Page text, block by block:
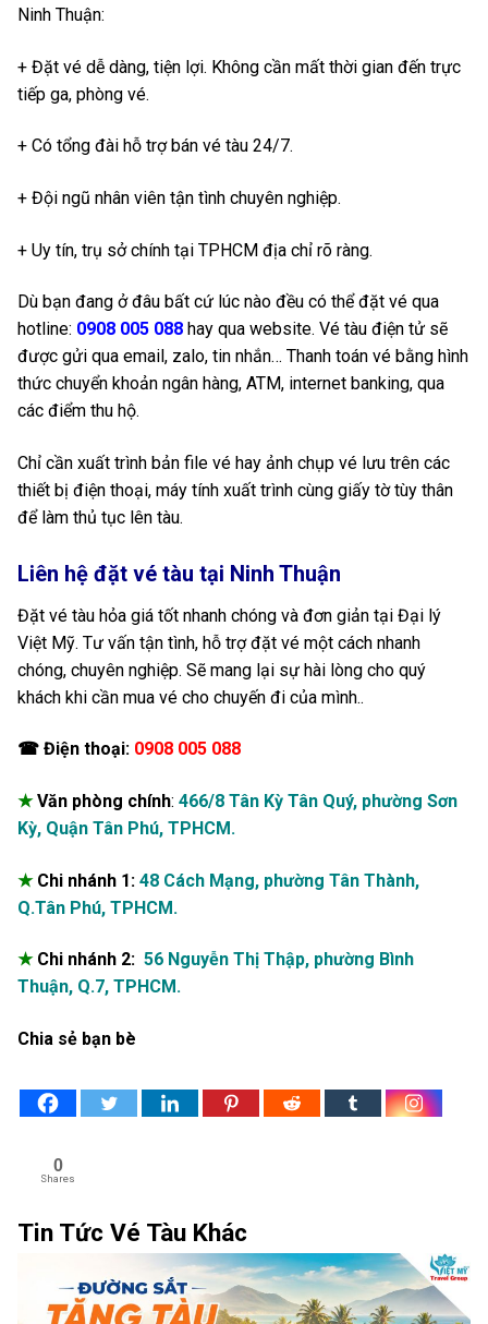
Ninh Thuận:
+ Đặt vé dễ dàng, tiện lợi. Không cần mất thời gian đến trực
tiếp ga, phòng vé.
+ Có tổng đài hỗ trợ bán vé tàu 24/7.
+ Đội ngũ nhân viên tận tình chuyên nghiệp.
+ Uy tín, trụ sở chính tại TPHCM địa chỉ rõ ràng.
Dù bạn đang ở đâu bất cứ lúc nào đều có thể đặt vé qua
hotline: 0908 005 088 hay qua website. Vé tàu điện tử sẽ
được gửi qua email, zalo, tin nhắn… Thanh toán vé bằng hình
thức chuyển khoản ngân hàng, ATM, internet banking, qua
các điểm thu hộ.
Chỉ cần xuất trình bản file vé hay ảnh chụp vé lưu trên các
thiết bị điện thoại, máy tính xuất trình cùng giấy tờ tùy thân
để làm thủ tục lên tàu.
Liên hệ đặt vé tàu tại Ninh Thuận
Đặt vé tàu hỏa giá tốt nhanh chóng và đơn giản tại Đại lý
Việt Mỹ. Tư vấn tận tình, hỗ trợ đặt vé một cách nhanh
chóng, chuyên nghiệp. Sẽ mang lại sự hài lòng cho quý
khách khi cần mua vé cho chuyến đi của mình..
☎ Điện thoại: 0908 005 088
★Văn phòng chính: 466/8 Tân Kỳ Tân Quý, phường Sơn
Kỳ, Quận Tân Phú, TPHCM.
★ Chi nhánh 1: 48 Cách Mạng, phường Tân Thành,
Q.Tân Phú, TPHCM.
★ Chi nhánh 2: 56 Nguyễn Thị Thập, phường Bình
Thuận, Q.7, TPHCM.
Chia sẻ bạn bè
0
Shares
Tin Tức Vé Tàu Khác